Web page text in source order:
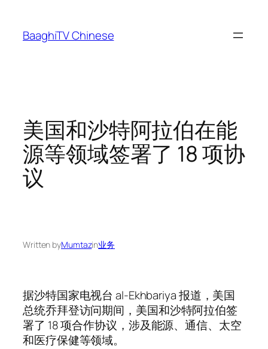
content
BaaghiTV Chinese
美国和沙特阿拉伯在能
源等领域签署了 18 项协
议
Written byMumtazin业务
据沙特国家电视台 al-Ekhbariya 报道，美国
总统乔拜登访问期间，美国和沙特阿拉伯签
署了 18 项合作协议，涉及能源、通信、太空
和医疗保健等领域。